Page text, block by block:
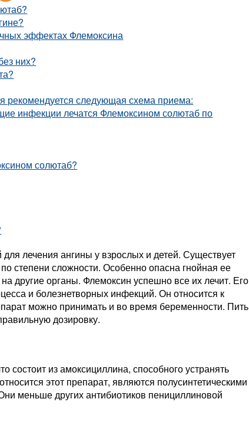
эффектах Флемоксина
них?
рекомендуется следующая схема приема:
инфекции лечатся Флемоксином солютаб по
солютаб?
лечения ангины у взрослых и детей. Существует
степени сложности. Особенно опасна гнойная ее
другие органы. Флемоксин успешно все их лечит. Его
и болезнетворных инфекций. Он относится к
можно принимать и во время беременности. Пить
дозировку.
из амоксициллина, способного устранять
этот препарат, являются полусинтетическими
меньше других антибиотиков пенициллиновой